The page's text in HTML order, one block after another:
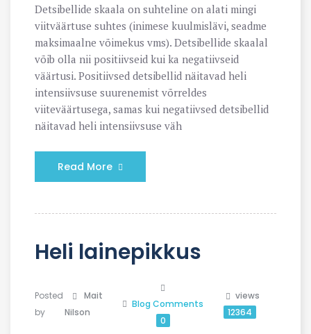
Detsibellide skaala on suhteline on alati mingi
viitväärtuse suhtes (inimese kuulmislävi, seadme
maksimaalne võimekus vms). Detsibellide skaalal
võib olla nii positiivseid kui ka negatiivseid
väärtusi. Positiivsed detsibellid näitavad heli
intensiivsuse suurenemist võrreldes
viiteväärtusega, samas kui negatiivsed detsibellid
näitavad heli intensiivsuse väh
Read More
Heli lainepikkus
Posted
by
Mait
Nilson
Blog Comments
0
views
12364